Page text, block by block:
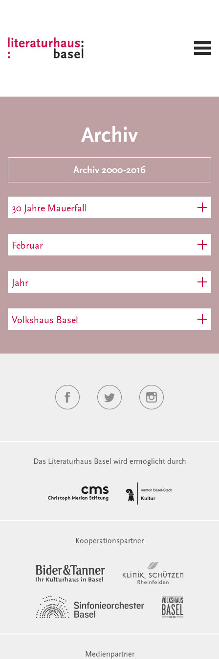
Archiv
Archiv 2000-2016
30 Jahre Mauerfall
Februar
Jahr
Volkshaus Basel
Das Literaturhaus Basel wird ermöglicht durch
Kooperationspartner
Medienpartner